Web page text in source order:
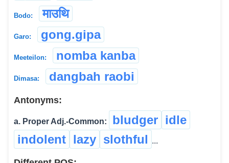
Bodo: माउथि
Garo: gong.gipa
Meeteilon: nomba kanba
Dimasa: dangbah raobi
Antonyms:
a. Proper Adj.-Common: bludger idle
indolent lazy slothful ...